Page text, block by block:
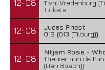
12-08
TivoliVredenburg
Tickets
12-08
Judas Priest
013 (013 (Tilburg))
12-08
Ntjam Rosie -
Theater aan de
(Den Bosch))